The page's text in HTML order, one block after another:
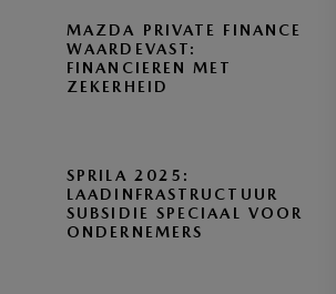
MAZDA PRIVATE FINANCE
WAARDEVAST:
FINANCIEREN MET
ZEKERHEID
SPRILA 2025:
LAADINFRASTRUCTUUR
SUBSIDIE SPECIAAL VOOR
ONDERNEMERS